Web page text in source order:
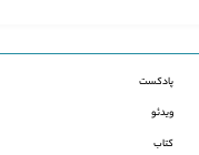
پادکست
ویدئو
کتاب